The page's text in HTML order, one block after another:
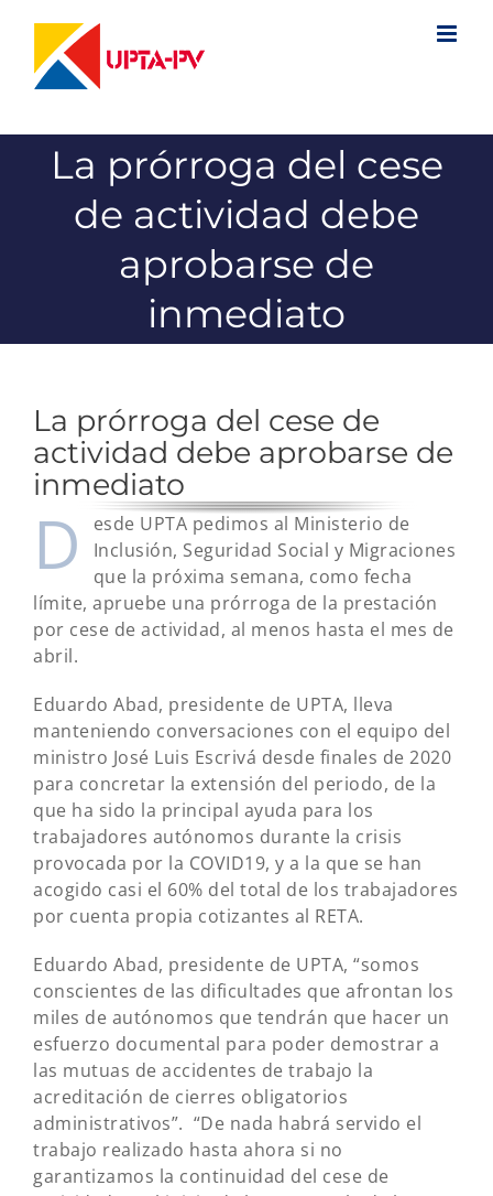
contenido
La prórroga del cese
de actividad debe
aprobarse de
inmediato
La prórroga del cese de
actividad debe aprobarse de
inmediato
D
esde UPTA pedimos al Ministerio de
Inclusión, Seguridad Social y Migraciones
que la próxima semana, como fecha
límite, apruebe una prórroga de la prestación
por cese de actividad, al menos hasta el mes de
abril.
Eduardo Abad, presidente de UPTA, lleva
manteniendo conversaciones con el equipo del
ministro José Luis Escrivá desde finales de 2020
para concretar la extensión del periodo, de la
que ha sido la principal ayuda para los
trabajadores autónomos durante la crisis
provocada por la COVID19, y a la que se han
acogido casi el 60% del total de los trabajadores
por cuenta propia cotizantes al RETA.
Eduardo Abad, presidente de UPTA, “somos
conscientes de las dificultades que afrontan los
miles de autónomos que tendrán que hacer un
esfuerzo documental para poder demostrar a
las mutuas de accidentes de trabajo la
acreditación de cierres obligatorios
administrativos”. “De nada habrá servido el
trabajo realizado hasta ahora si no
garantizamos la continuidad del cese de